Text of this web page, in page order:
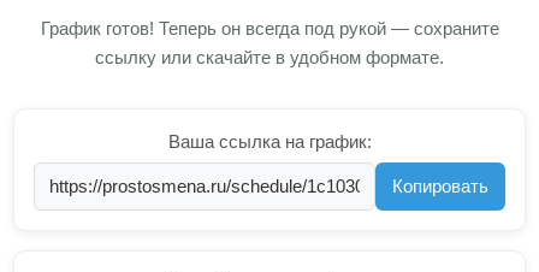
График готов! Теперь он всегда под рукой — сохраните
ссылку или скачайте в удобном формате.
Ваша ссылка на график:
Копировать